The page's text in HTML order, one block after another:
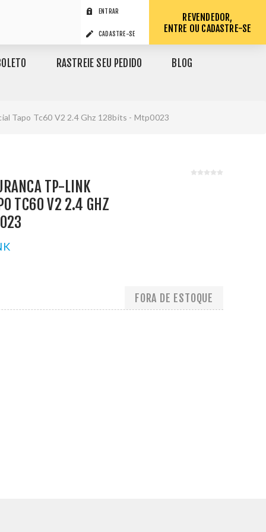
ENTRAR
CADASTRE-SE
REVENDEDOR,
ENTRE OU CADASTRE-SE
RASTREIE SEU PEDIDO BLOG
Tapo Tc60 V2 2.4 Ghz 128bits - Mtp0023
TP-LINK
TC60 V2 2.4 GHZ
FORA DE ESTOQUE